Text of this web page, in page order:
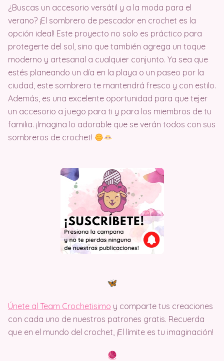
¿Buscas un accesorio versátil y a la moda para el
verano? ¡El sombrero de pescador en crochet es la
opción ideal! Este proyecto no solo es práctico para
protegerte del sol, sino que también agrega un toque
moderno y artesanal a cualquier conjunto. Ya sea que
estés planeando un día en la playa o un paseo por la
ciudad, este sombrero te mantendrá fresco y con estilo.
Además, es una excelente oportunidad para que tejer
un accesorio a juego para ti y para los miembros de tu
familia. ¡Imagina lo adorable que se verán todos con sus
sombreros de crochet!
Únete al Team Crochetisimo y comparte tus creaciones
con cada uno de nuestros patrones gratis. Recuerda
que en el mundo del crochet, ¡El límite es tu imaginación!